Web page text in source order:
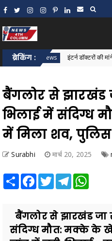
ब्रेकिंग :
News इंटर्न डॉक्टरों की मांगें
बैंगलोर से झारखंड
भिलाई में संदिग्ध
में मिला शव,
Surabhi मार्च 20, 2025
Share Facebook
TwitterTelegram
बैंगलोर से झारखंड जा
संदिग्ध मौत: मक्के के